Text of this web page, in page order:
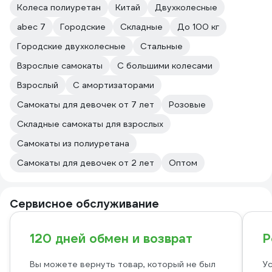
повредить. Тут есть несколько
(для подставки) на более длинные,
либо подобрать защитную пластину.
Рукоятки собираются легко, зажимную
пластину надо получше подтянуть,
веревки.
Высота легко регулируется.
Складывается легко. Ребенок уже
самостоятельно раскладывает. А вот
со складываем надо приноровиться,
чуток потянуть руль на себя, чтобы
какое-то извращение, лучше бы
вместо него положили хорошие ключи,
ремень короткий в комплекте, типа
"лишь бы было" и "у других такого нет".
Дома по паркету опробован данный
Колеса полиуретан Китай
Двухколесные
abec 7
Городские Складные
До 100 кг
Городские двухколесные
Стальные
Взрослые самокаты
С большими колесами
Взрослый
С амортизаторами
Самокаты для девочек от 7 лет
Розовые
Складные самокаты для взрослых
Самокаты из полиуретана
Самокаты для девочек от 2 лет
Оптом
Сервисное обслуживание
120 дней обмен и возврат
Вы можете вернуть товар, который не был